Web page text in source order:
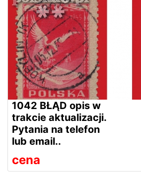
1042 BŁĄD opis w
trakcie aktualizacji.
Pytania na telefon
lub email..
cena